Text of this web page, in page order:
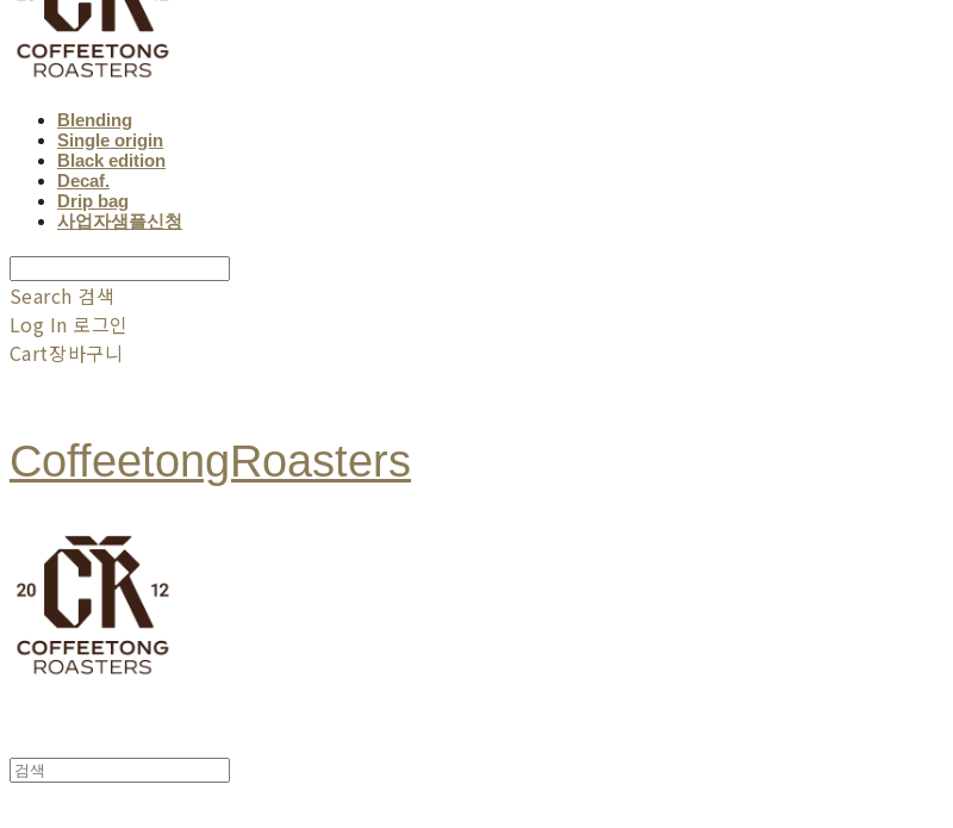
Blending
Single origin
Black edition
Decaf.
Drip bag
사업자샘플신청
Search 검색
Log In 로그인
Cart장바구니
CoffeetongRoasters